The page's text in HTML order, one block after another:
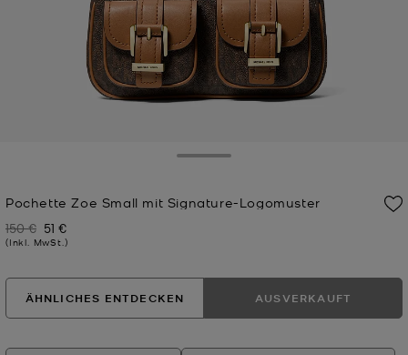
Pochette Zoe Small mit Signature-Logomuster
Zuvor
150 € Jetzt
51 €
(Inkl. MwSt.)
ÄHNLICHES ENTDECKEN AUSVERKAUFT